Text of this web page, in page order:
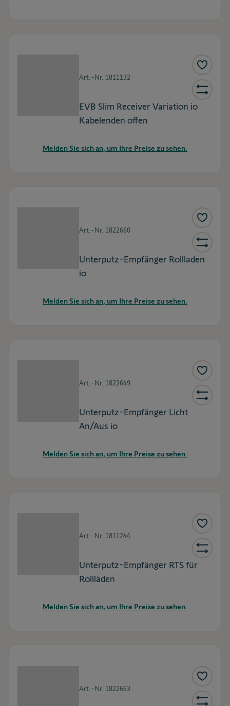
Art.-Nr. 1811132
EVB Slim Receiver Variation io
Kabelenden offen
Melden Sie sich an, um Ihre Preise zu sehen.
Art.-Nr. 1822660
Unterputz-Empfänger Rollladen
io
Melden Sie sich an, um Ihre Preise zu sehen.
Art.-Nr. 1822649
Unterputz-Empfänger Licht
An/Aus io
Melden Sie sich an, um Ihre Preise zu sehen.
Art.-Nr. 1811244
Unterputz-Empfänger RTS für
Rollläden
Melden Sie sich an, um Ihre Preise zu sehen.
Art.-Nr. 1822663